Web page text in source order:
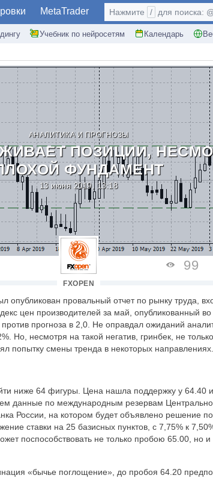
MetaTrader
Учебник по нейросетям Календарь
Нажмите / для поиска:
АНАЛИТИКА И ПРОГНОЗЫ
ПОЗИЦИИ,
ФУНДАМЕНТ
13 июня 2019, 13:18
FXOPEN
99
опубликован провальный отчет по рынку труда,
цен производителей за май, опубликованный во
прогноза в 2,0. Не оправдал ожиданий
Но, несмотря на такой негатив, гринбек, не
попытку смены тренда в некоторых направлениях.
ниже 64 фигуры. Цена нашла поддержку у 64.40
данные по международным резервам
России, на котором будет объявлено решение
ставки на 25 базисных пунктов, с 7,75% к
поспособствовать не только пробою 65.00,
«бычье поглощение», до пробоя 64.20